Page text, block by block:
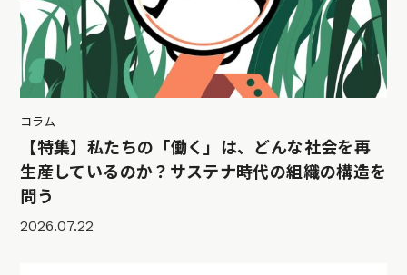
コラム
【特集】私たちの「働く」は、どんな社会を再
生産しているのか？サステナ時代の組織の構造を
問う
2026.07.22